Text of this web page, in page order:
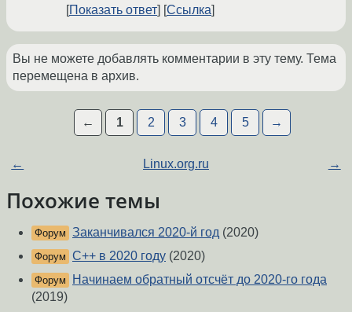
Показать ответ
Ссылка
Вы не можете добавлять комментарии в эту тему. Тема
перемещена в архив.
← 1 2 3 4 5 →
← Linux.org.ru →
Похожие темы
Форум Заканчивался 2020-й год (2020)
Форум C++ в 2020 году (2020)
Форум
Начинаем обратный отсчёт до 2020-го года
(2019)